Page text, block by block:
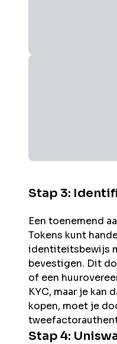
Stap 3:
Een toenemend
Tokens kunt
identiteitsbewijs
bevestigen. Dit
of een
KYC, maar je kan
kopen, moet je
Stap 4: